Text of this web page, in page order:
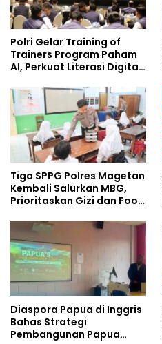
Polri Gelar Training of
Trainers Program Paham
AI, Perkuat Literasi Digital
Tiga SPPG Polres Magetan
Kembali Salurkan MBG,
Prioritaskan Gizi dan Food
Diaspora Papua di Inggris
Bahas Strategi
Pembangunan Papua